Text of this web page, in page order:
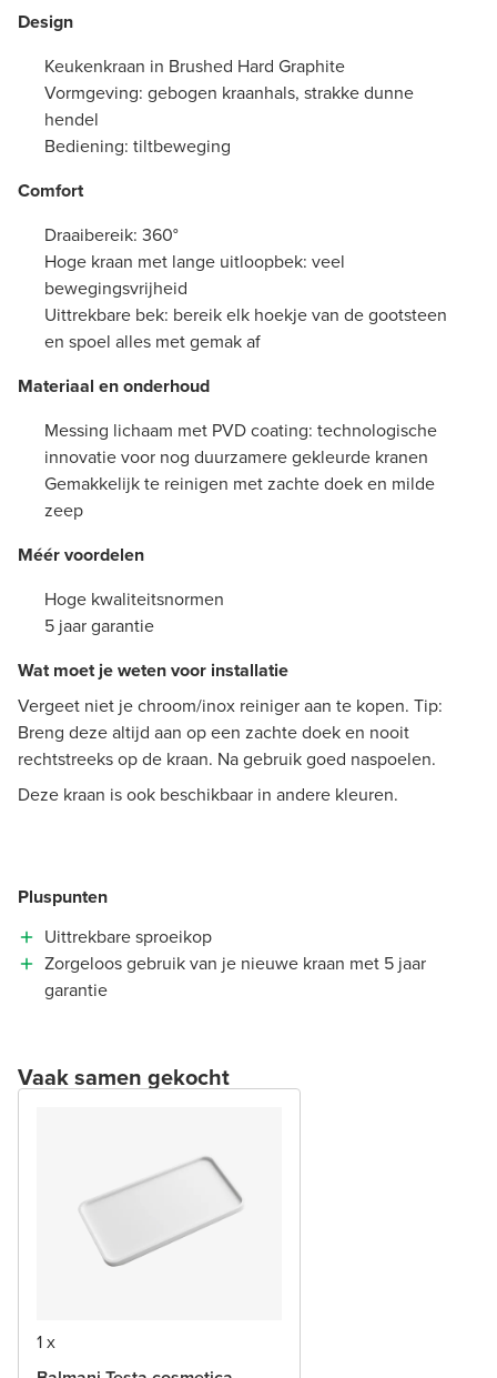
Design
Keukenkraan in Brushed Hard Graphite
Vormgeving: gebogen kraanhals, strakke dunne
hendel
Bediening: tiltbeweging
Comfort
Draaibereik: 360°
Hoge kraan met lange uitloopbek: veel
bewegingsvrijheid
Uittrekbare bek: bereik elk hoekje van de gootsteen
en spoel alles met gemak af
Materiaal en onderhoud
Messing lichaam met PVD coating: technologische
innovatie voor nog duurzamere gekleurde kranen
Gemakkelijk te reinigen met zachte doek en milde
zeep
Méér voordelen
Hoge kwaliteitsnormen
5 jaar garantie
Wat moet je weten voor installatie
Vergeet niet je chroom/inox reiniger aan te kopen. Tip:
Breng deze altijd aan op een zachte doek en nooit
rechtstreeks op de kraan. Na gebruik goed naspoelen.
Deze kraan is ook beschikbaar in andere kleuren.
Pluspunten
Uittrekbare sproeikop
Zorgeloos gebruik van je nieuwe kraan met 5 jaar
garantie
Vaak samen gekocht
1 x